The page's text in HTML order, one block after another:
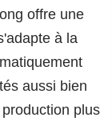
offre une
à la
aussi bien
plus